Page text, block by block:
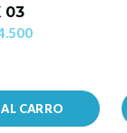
03
CARRO